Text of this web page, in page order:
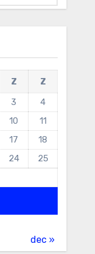
Z
Z
3
4
10
11
17
18
24
25
dec »